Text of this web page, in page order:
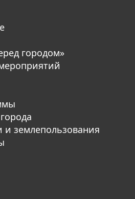
городом»
и землепользования